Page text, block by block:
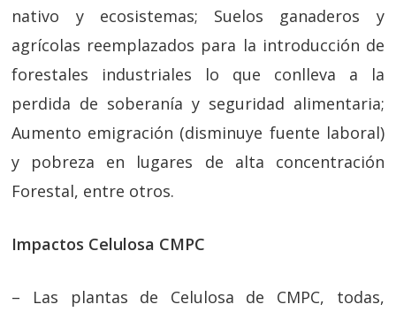
nativo y ecosistemas; Suelos ganaderos y
agrícolas reemplazados para la introducción de
forestales industriales lo que conlleva a la
perdida de soberanía y seguridad alimentaria;
Aumento emigración (disminuye fuente laboral)
y pobreza en lugares de alta concentración
Forestal, entre otros.
Impactos Celulosa CMPC
– Las plantas de Celulosa de CMPC, todas,